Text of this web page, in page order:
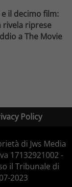
il decimo film:
rivela riprese
a The Movie
Policy
di Jws Media
17132921002 -
il Tribunale di
2023